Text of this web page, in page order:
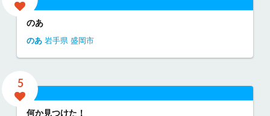
のあ
のあ 岩手県 盛岡市
5
何か見つけた！